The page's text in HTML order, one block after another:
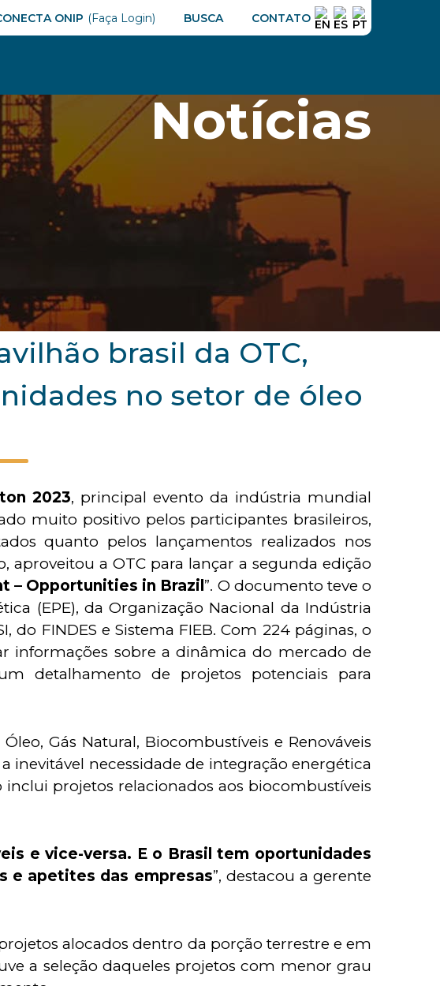
Buscar
ONIP BUSCA CONTATO
NOTÍCIAS
Notícias
brasil da OTC,
no setor de óleo
2023, principal evento da indústria mundial
muito positivo pelos participantes brasileiros,
quanto pelos lançamentos realizados nos
aproveitou a OTC para lançar a segunda edição
– Opportunities in Brazil ”. O documento teve o
(EPE), da Organização Nacional da Indústria
do FINDES e Sistema FIEB. Com 224 páginas, o
informações sobre a dinâmica do mercado de
detalhamento de projetos potenciais para
Gás Natural, Biocombustíveis e Renováveis
inevitável necessidade de integração energética
projetos relacionados aos biocombustíveis
e vice-versa. E o Brasil tem oportunidades
e apetites das empresas”, destacou a gerente
alocados dentro da porção terrestre e em
a seleção daqueles projetos com menor grau